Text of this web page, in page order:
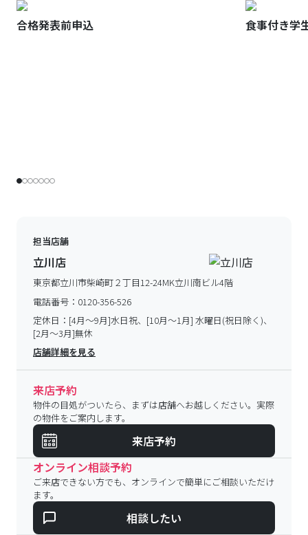
合格発表前申込 食事付き学
担当店舗
立川店
東京都立川市柴崎町２丁目12-24MK立川南ビル4階
電話番号： 0120-356-526
定休日： [4月～9月]水日祝、[10月～1月] 水曜日(祝日除く)、
[2月～3月]無休
店舗詳細を見る
来店予約
物件の目処がついたら、まずは店舗へお越しください。実際
の物件をご案内します。
来店予約
オンライン相談予約
ご来店できない方でも、オンラインで簡単にご相談いただけ
ます。
相談したい